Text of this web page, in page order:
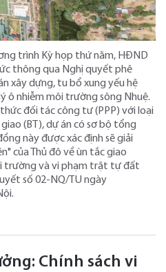
trình Kỳ họp thứ năm, HĐND
thông qua Nghị quyết phê
xây dựng, tu bổ xung yếu hệ
ô nhiễm môi trường sông Nhuệ.
đối tác công tư (PPP) với loại
(BT), dự án có sơ bộ tổng
này được xác định sẽ giải
của Thủ đô về ùn tắc giao
trường và vi phạm trật tự đất
số 02-NQ/TU ngày
Chính sách vi